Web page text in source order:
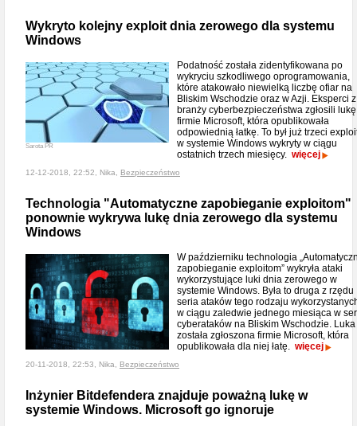
Wykryto kolejny exploit dnia zerowego dla systemu
Windows
Sarota PR
Podatność została zidentyfikowana po
wykryciu szkodliwego oprogramowania,
które atakowało niewielką liczbę ofiar na
Bliskim Wschodzie oraz w Azji. Eksperci z
branży cyberbezpieczeństwa zgłosili lukę
firmie Microsoft, która opublikowała
odpowiednią łatkę. To był już trzeci
w systemie Windows wykryty w ciągu
ostatnich trzech miesięcy. więcej
12-12-2018, 22:52, Nika, Bezpieczeństwo
Technologia "Automatyczne zapobieganie exploitom"
ponownie wykrywa lukę dnia zerowego dla systemu
Windows
W październiku technologia
zapobieganie exploitom” wykryła ataki
wykorzystujące luki dnia zerowego w
systemie Windows. Była to druga z rzędu
seria ataków tego rodzaju
w ciągu zaledwie jednego miesiąca w
cyberataków na Bliskim Wschodzie. Luka
została zgłoszona firmie Microsoft, która
opublikowała dla niej łatę. więcej
20-11-2018, 22:53, Nika, Bezpieczeństwo
Inżynier Bitdefendera znajduje poważną lukę w
systemie Windows. Microsoft go ignoruje